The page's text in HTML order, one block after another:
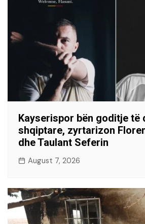
Kayserispor bën goditje të
shqiptare, zyrtarizon
dhe Taulant Seferin
August 7, 2026